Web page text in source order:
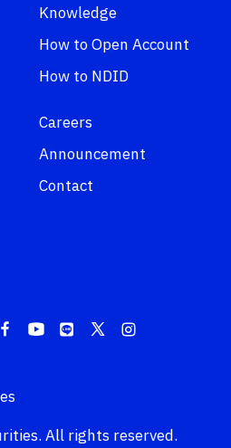
Knowledge
How to Open Account
How to NDID
Careers
Announcement
Contact
All rights reserved.